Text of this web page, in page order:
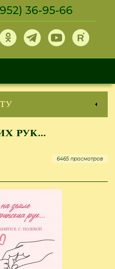
36-95-66
рук…
6465 просмотров